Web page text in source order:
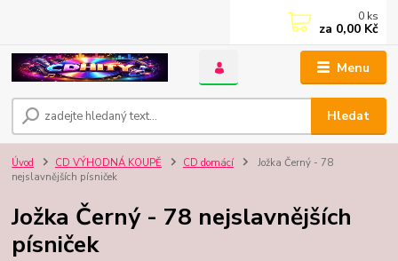
Menu
Hledat
0 ks
za 0,00 Kč
Úvod CD VÝHODNÁ KOUPĚ CD domácí
Jožka Černý - 78
nejslavnějších písniček
Jožka Černý - 78 nejslavnějších
písniček